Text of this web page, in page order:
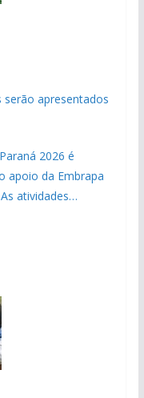
apresentados
2026 é
apoio da Embrapa
atividades…